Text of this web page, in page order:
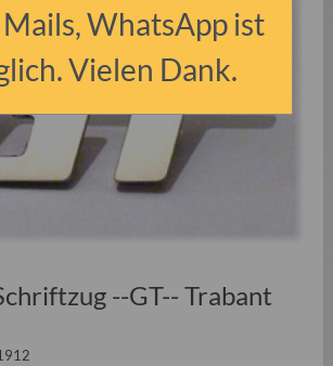
--GT-- Trabant
WhatsApp ist
Vielen Dank.